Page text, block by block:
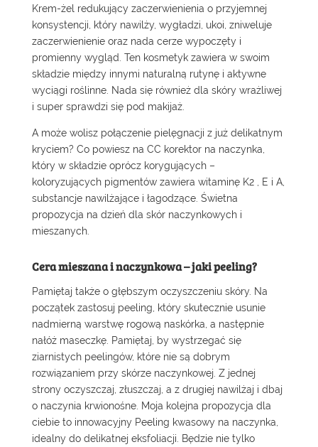
Krem-żel redukujący zaczerwienienia o przyjemnej
konsystencji, który nawilży, wygładzi, ukoi, zniweluje
zaczerwienienie oraz nada cerze wypoczęty i
promienny wygląd. Ten kosmetyk zawiera w swoim
składzie między innymi naturalną rutynę i aktywne
wyciągi roślinne. Nada się również dla skóry wrażliwej
i super sprawdzi się pod makijaż.
A może wolisz połączenie pielęgnacji z już delikatnym
kryciem? Co powiesz na CC korektor na naczynka
który w składzie oprócz korygujących –
koloryzujących pigmentów zawiera witaminę K2 , E i A,
substancje nawilżające i łagodzące. Świetna
propozycja na dzień dla skór naczynkowych i
mieszanych.
Cera mieszana i naczynkowa – jaki peeling?
Pamiętaj także o głębszym oczyszczeniu skóry. Na
początek zastosuj peeling, który skutecznie usunie
nadmierną warstwę rogową naskórka, a następnie
nałóż maseczkę. Pamiętaj, by wystrzegać się
ziarnistych peelingów, które nie są dobrym
rozwiązaniem przy skórze naczynkowej. Z jednej
strony oczyszczaj, złuszczaj, a z drugiej nawilżaj i dbaj
o naczynia krwionośne. Moja kolejna propozycja dla
ciebie to innowacyjny Peeling kwasowy na naczynka
idealny do delikatnej eksfoliacji. Będzie nie tylko